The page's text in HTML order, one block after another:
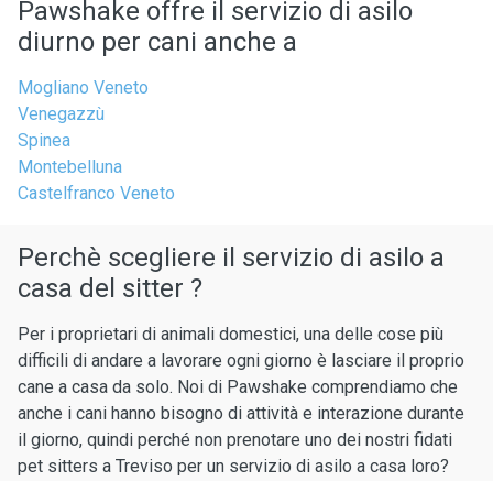
Pawshake offre il servizio di asilo
diurno per cani anche a
Mogliano Veneto
Venegazzù
Spinea
Montebelluna
Castelfranco Veneto
Perchè scegliere il servizio di asilo a
casa del sitter ?
Per i proprietari di animali domestici, una delle cose più
difficili di andare a lavorare ogni giorno è lasciare il proprio
cane a casa da solo. Noi di Pawshake comprendiamo che
anche i cani hanno bisogno di attività e interazione durante
il giorno, quindi perché non prenotare uno dei nostri fidati
pet sitters a Treviso per un servizio di asilo a casa loro?